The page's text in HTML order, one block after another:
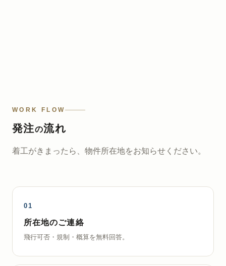
WORK FLOW
発注の流れ
着工がきまったら、物件所在地をお知らせください。
所在地のご連絡
飛行可否・規制・概算を無料回答。